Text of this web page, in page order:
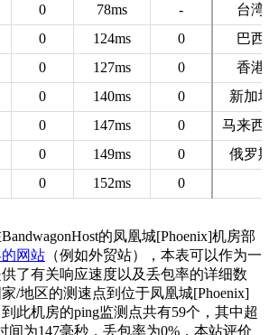
0 78ms -
台湾
0 124ms 0
巴西
0 127ms 0
香港
0 140ms 0
新加
0 147ms 0
马来西
0 149ms 0
俄罗
0 152ms 0
的凤凰城[Phoenix]机房部
网站 （例如外贸站），本表可以作为一
了有关响应速度以及丢包率的详细数
/地区的测速点到位于凤凰城[Phoenix]
此机房的ping监测点共有59个，其中超
间为147毫秒，丢包率为0%，本站评价